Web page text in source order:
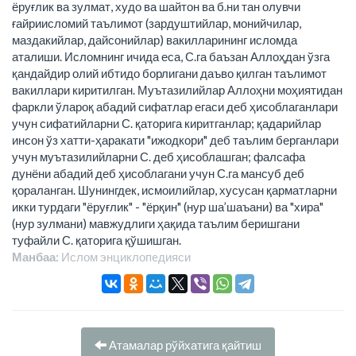
ёруғлик ва зулмат, худо ва шайтон ва б.ни тан олувчи
ғайриисломий таълимот (зардуштийлар, монийчилар,
маздакийлар, дайсонийлар) вакилларининг исломда
аталиши. Исломнинг ичида еса, С.га баъзан Аллоҳдан ўзга
қандайдир олий ибтидо борлигани даъво қилган таълимот
вакиллари киритилган. Муътазилийлар Аллоҳни моҳиятидан
фаркли ўлароқ абадий сифатлар егаси деб ҳисоблаганлари
учун сифатийларни С. қаторига киритганлар; қадарийлар
инсон ўз хатти-ҳаракати "ижодкори" деб таълим берганлари
учун муътазилийларни С. деб ҳисоблашган; фалсафа
дунёни абадий деб ҳисоблагани учун С.га мансуб деб
қораланган. Шунингдек, исмоилийлар, хусусан қарматларни
икки турдаги "ёруғлик" - "ёрқин" (нур ша’шаъани) ва "хира"
(нур зулмани) мавжудлиги ҳақида таълим беришгани
туфайли С. қаторига қўшишган.
Манбаа: Ислом энциклопeдияси
Атамалар рўйхатига қайтиш